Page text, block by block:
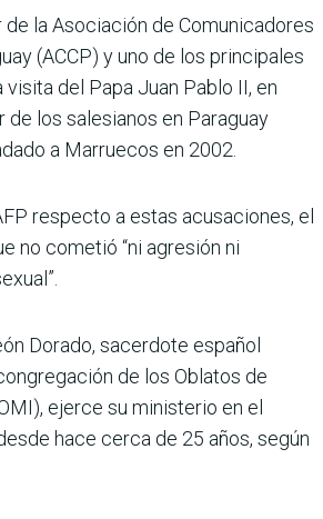
la Asociación de Comunicadores
(ACCP) y uno de los principales
del Papa Juan Pablo II, en
de los salesianos en Paraguay
a Marruecos en 2002.
respecto a estas acusaciones, el
no cometió “ni agresión ni
Dorado, sacerdote español
de los Oblatos de
ejerce su ministerio en el
hace cerca de 25 años, según